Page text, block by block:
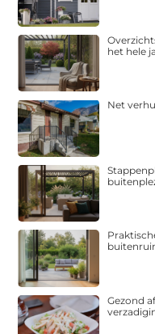
het hele
Net
Gezond